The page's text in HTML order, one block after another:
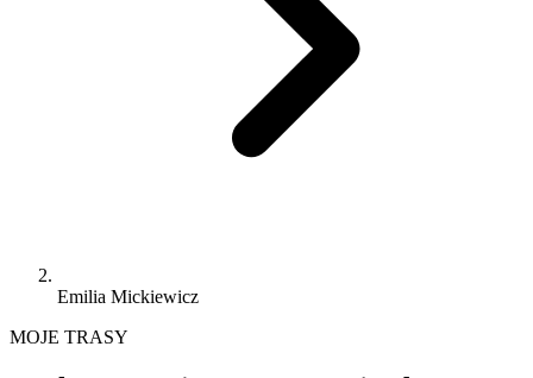
Emilia Mickiewicz
MOJE TRASY